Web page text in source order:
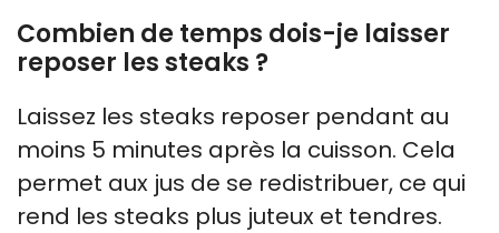
Combien de temps dois-je laisser
reposer les steaks ?
Laissez les steaks reposer pendant au
moins 5 minutes après la cuisson. Cela
permet aux jus de se redistribuer, ce qui
rend les steaks plus juteux et tendres.